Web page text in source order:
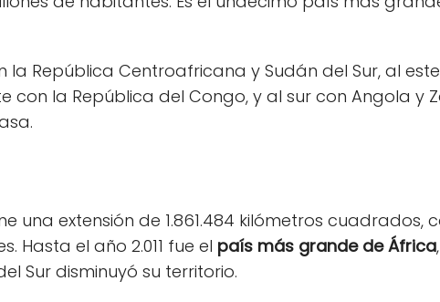
la República Centroafricana y Sudán del Sur, al
con la República del Congo, y al sur con Angola y
una extensión de 1.861.484 kilómetros cuadrados,
Hasta el año 2.011 fue el país más grande de África
Sur disminuyó su territorio.